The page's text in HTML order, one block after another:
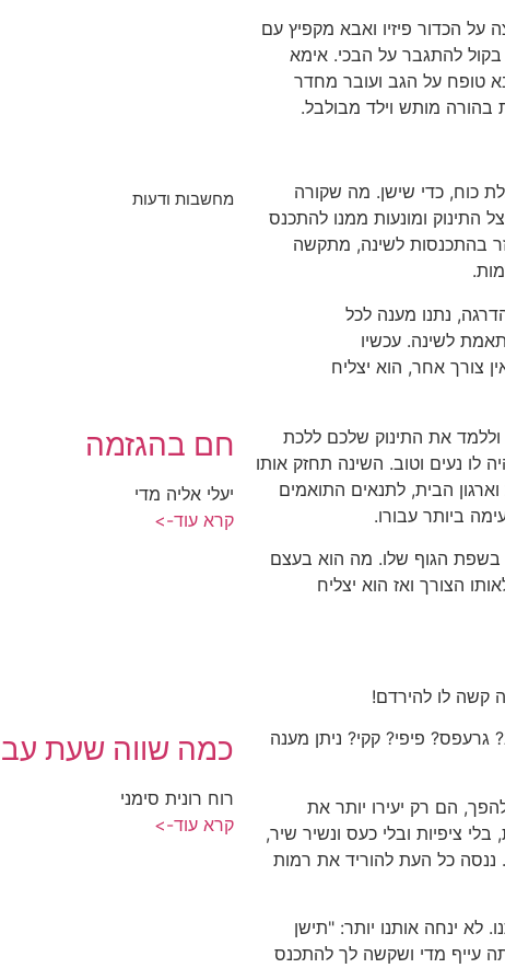
על הכדור פיזיו ואבא מקפיץ עם
להתגבר על הבכי. אימא
טופח על הגב ועובר מחדר
מותש וילד מבולבל.
כוח, כדי שישן. מה שקורה
התינוק ומונעות ממנו להתכנס
בהתכנסות לשינה, מתקשה
נתנו מענה לכל
לשינה. עכשיו
צורך אחר, הוא יצליח
את התינוק שלכם ללכת
לו נעים וטוב. השינה תחזק אותו
הבית, לתנאים התואמים
ביותר עבורו.
בשפת הגוף שלו. מה הוא בעצם
הצורך ואז הוא יצליח
קשה לו להירדם!
גרעפס? פיפי? קקי? ניתן מענה
להפך, הם רק יעירו יותר את
ציפיות ובלי כעס ונשיר שיר,
ננסה כל העת להוריד את רמות
לא ינחה אותנו יותר: "תישן
עייף מדי ושקשה לך להתכנס
מחשבות ודעות
חם בהגזמה
יעלי אליה מדי
קרא עוד->
כמה שווה שעת
רוח רונית סימני
קרא עוד->